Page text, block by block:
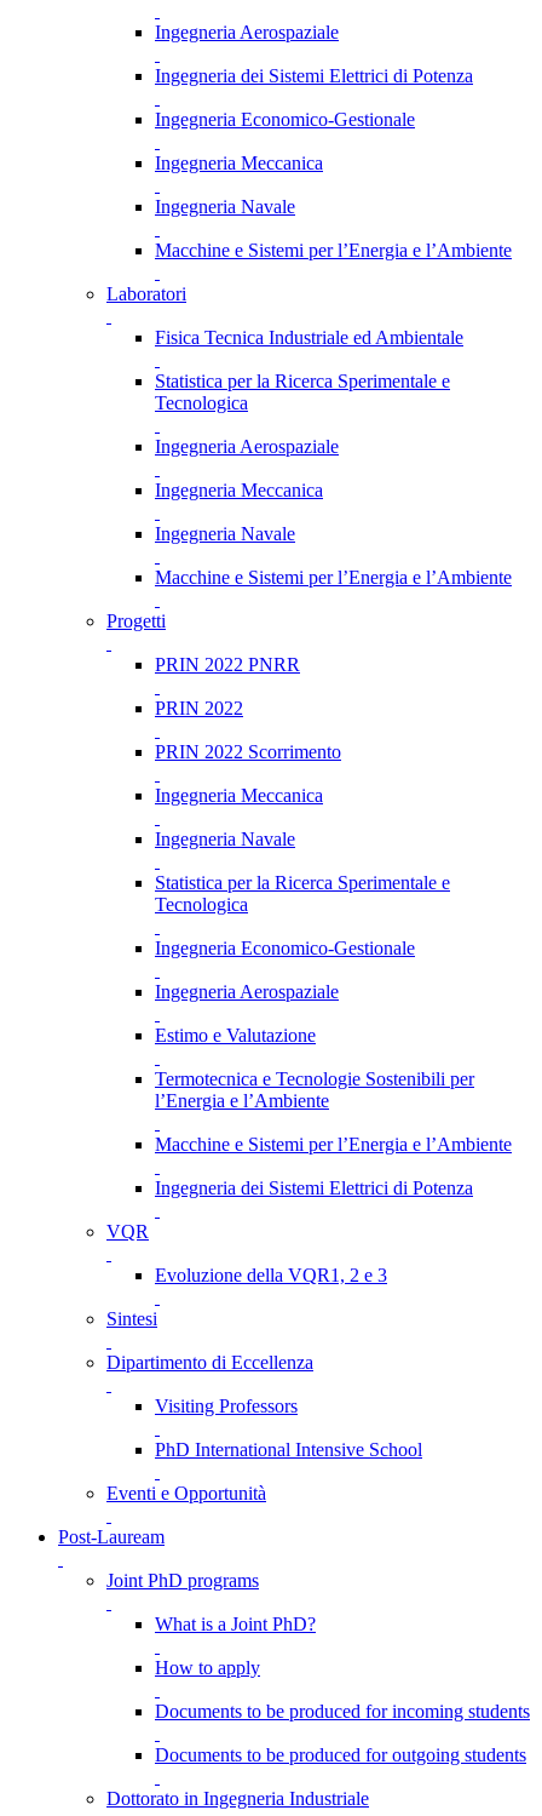
Ingegneria Aerospaziale
Ingegneria dei Sistemi Elettrici di Potenza
Ingegneria Economico-Gestionale
Ingegneria Meccanica
Ingegneria Navale
Macchine e Sistemi per l’Energia e l’Ambiente
Laboratori
Fisica Tecnica Industriale ed Ambientale
Statistica per la Ricerca Sperimentale e
Tecnologica
Ingegneria Aerospaziale
Ingegneria Meccanica
Ingegneria Navale
Macchine e Sistemi per l’Energia e l’Ambiente
Progetti
PRIN 2022 PNRR
PRIN 2022
PRIN 2022 Scorrimento
Ingegneria Meccanica
Ingegneria Navale
Statistica per la Ricerca Sperimentale e
Tecnologica
Ingegneria Economico-Gestionale
Ingegneria Aerospaziale
Estimo e Valutazione
Termotecnica e Tecnologie Sostenibili per
l’Energia e l’Ambiente
Macchine e Sistemi per l’Energia e l’Ambiente
Ingegneria dei Sistemi Elettrici di Potenza
VQR
Evoluzione della VQR1, 2 e 3
Sintesi
Dipartimento di Eccellenza
Visiting Professors
PhD International Intensive School
Eventi e Opportunità
Post-Lauream
Joint PhD programs
What is a Joint PhD?
How to apply
Documents to be produced for incoming students
Documents to be produced for outgoing students
Dottorato in Ingegneria Industriale